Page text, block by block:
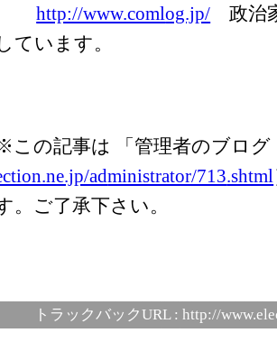
http://www.comlog.jp/ 政治
ています。
この記事は 「管理者のブログ
administrator/713.shtml
。ご了承下さい。
トラックバックURL : http://